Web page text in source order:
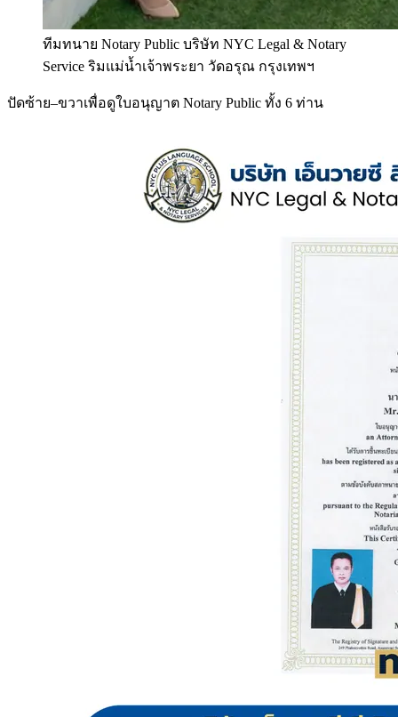
ทีมทนาย Notary Public บริษัท NYC Legal & Notary
Service ริมแม่น้ำเจ้าพระยา วัดอรุณ กรุงเทพฯ
ปัดซ้าย–ขวาเพื่อดูใบอนุญาต Notary Public ทั้ง 6 ท่าน